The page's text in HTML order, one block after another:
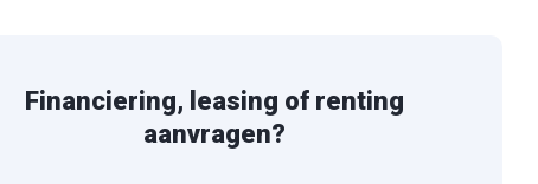
Financiering, leasing of renting
aanvragen?